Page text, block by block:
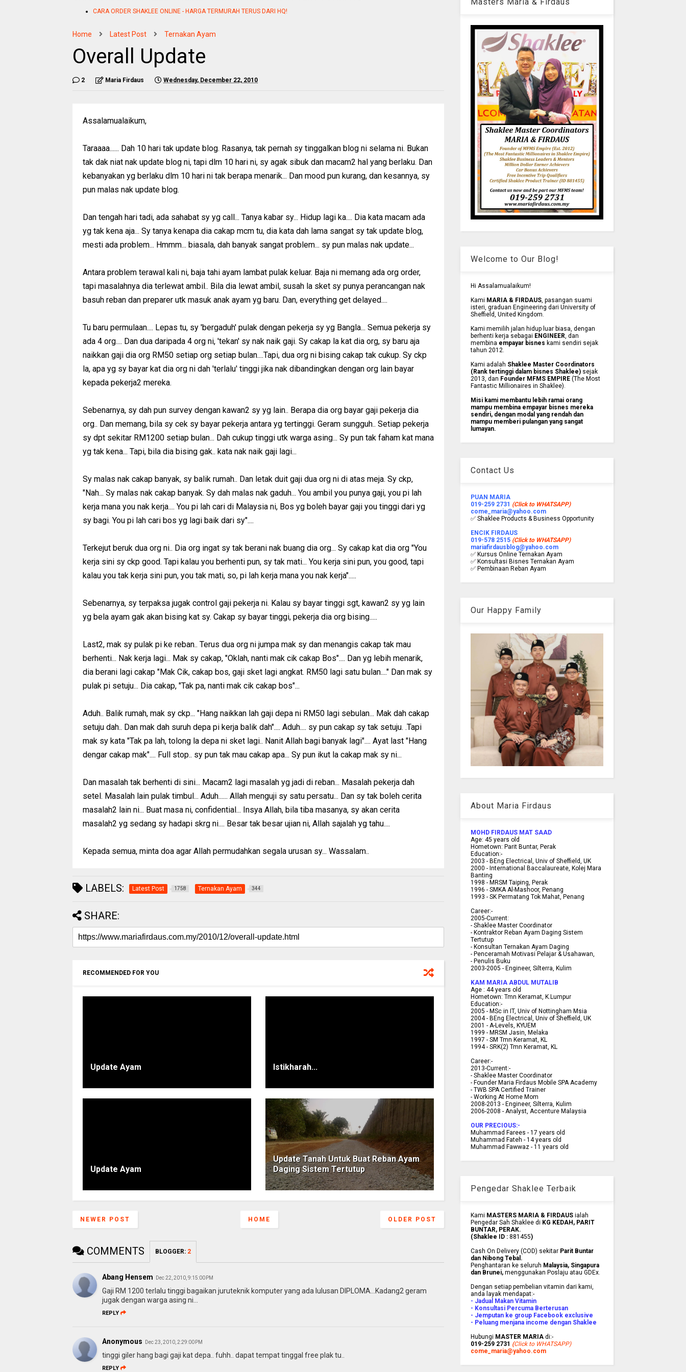
CARA ORDER SHAKLEE ONLINE - HARGA TERMURAH TERUS DARI HQ!
Home Latest Post Ternakan Ayam
Overall Update
2 Maria Firdaus Wednesday, December 22, 2010
Assalamualaikum,
Taraaaa...... Dah 10 hari tak update blog. Rasanya, tak pernah sy tinggalkan blog ni selama ni. Bukan
tak dak niat nak update blog ni, tapi dlm 10 hari ni, sy agak sibuk dan macam2 hal yang berlaku. Dan
kebanyakan yg berlaku dlm 10 hari ni tak berapa menarik... Dan mood pun kurang, dan kesannya, sy
pun malas nak update blog.
Dan tengah hari tadi, ada sahabat sy yg call... Tanya kabar sy... Hidup lagi ka.... Dia kata macam ada
yg tak kena aja... Sy tanya kenapa dia cakap mcm tu, dia kata dah lama sangat sy tak update blog,
mesti ada problem... Hmmm... biasala, dah banyak sangat problem... sy pun malas nak update...
Antara problem terawal kali ni, baja tahi ayam lambat pulak keluar. Baja ni memang ada org order,
tapi masalahnya dia terlewat ambil.. Bila dia lewat ambil, susah la sket sy punya perancangan nak
basuh reban dan preparer utk masuk anak ayam yg baru. Dan, everything get delayed....
Tu baru permulaan.... Lepas tu, sy 'bergaduh' pulak dengan pekerja sy yg Bangla... Semua pekerja sy
ada 4 org.... Dan dua daripada 4 org ni, 'tekan' sy nak naik gaji. Sy cakap la kat dia org, sy baru aja
naikkan gaji dia org RM50 setiap org setiap bulan....Tapi, dua org ni bising cakap tak cukup. Sy ckp
la, apa yg sy bayar kat dia org ni dah 'terlalu' tinggi jika nak dibandingkan dengan org lain bayar
kepada pekerja2 mereka.
Sebenarnya, sy dah pun survey dengan kawan2 sy yg lain.. Berapa dia org bayar gaji pekerja dia
org.. Dan memang, bila sy cek sy bayar pekerja antara yg tertinggi. Geram sungguh.. Setiap pekerja
sy dpt sekitar RM1200 setiap bulan... Dah cukup tinggi utk warga asing... Sy pun tak faham kat mana
yg tak kena... Tapi, bila dia bising gak.. kata nak naik gaji lagi...
Sy malas nak cakap banyak, sy balik rumah.. Dan letak duit gaji dua org ni di atas meja. Sy ckp,
"Nah... Sy malas nak cakap banyak. Sy dah malas nak gaduh... You ambil you punya gaji, you pi lah
kerja mana you nak kerja.... You pi lah cari di Malaysia ni, Bos yg boleh bayar gaji you tinggi dari yg
sy bagi. You pi lah cari bos yg lagi baik dari sy"....
Terkejut beruk dua org ni.. Dia org ingat sy tak berani nak buang dia org... Sy cakap kat dia org "You
kerja sini sy ckp good. Tapi kalau you berhenti pun, sy tak mati... You kerja sini pun, you good, tapi
kalau you tak kerja sini pun, you tak mati, so, pi lah kerja mana you nak kerja".....
Sebenarnya, sy terpaksa jugak control gaji pekerja ni. Kalau sy bayar tinggi sgt, kawan2 sy yg lain
yg bela ayam gak akan bising kat sy. Cakap sy bayar tinggi, pekerja dia org bising.....
Last2, mak sy pulak pi ke reban.. Terus dua org ni jumpa mak sy dan menangis cakap tak mau
berhenti... Nak kerja lagi... Mak sy cakap, "Oklah, nanti mak cik cakap Bos".... Dan yg lebih menarik,
dia berani lagi cakap "Mak Cik, cakap bos, gaji sket lagi angkat. RM50 lagi satu bulan...." Dan mak sy
pulak pi setuju... Dia cakap, "Tak pa, nanti mak cik cakap bos"...
Aduh.. Balik rumah, mak sy ckp... "Hang naikkan lah gaji depa ni RM50 lagi sebulan... Mak dah cakap
setuju dah.. Dan mak dah suruh depa pi kerja balik dah".... Aduh.... sy pun cakap sy tak setuju. .Tapi
mak sy kata "Tak pa lah, tolong la depa ni sket lagi.. Nanit Allah bagi banyak lagi".... Ayat last "Hang
dengar cakap mak".... Full stop.. sy pun tak mau cakap apa... Sy pun ikut la cakap mak sy ni...
Dan masalah tak berhenti di sini... Macam2 lagi masalah yg jadi di reban... Masalah pekerja dah
setel. Masalah lain pulak timbul... Aduh...... Allah menguji sy satu persatu... Dan sy tak boleh cerita
masalah2 lain ni... Buat masa ni, confidential... Insya Allah, bila tiba masanya, sy akan cerita
masalah2 yg sedang sy hadapi skrg ni.... Besar tak besar ujian ni, Allah sajalah yg tahu....
Kepada semua, minta doa agar Allah permudahkan segala urusan sy... Wassalam..
LABELS: Latest Post 1758 Ternakan Ayam 344
SHARE:
RECOMMENDED FOR YOU
Update Ayam Istikharah...
Update Ayam
Update Tanah Untuk Buat Reban Ayam
Daging Sistem Tertutup
NEWER POST OLDER POST
HOME
COMMENTS BLOGGER: 2
Abang Hensem Dec 22, 2010, 9:15:00 PM
Gaji RM 1200 terlalu tinggi bagaikan juruteknik komputer yang ada lulusan DIPLOMA...Kadang2 geram
jugak dengan warga asing ni...
REPLY
Anonymous Dec 23, 2010, 2:29:00 PM
tinggi giler hang bagi gaji kat depa.. fuhh.. dapat tempat tinggal free plak tu..
REPLY
Welcome to Our Blog!
Hi Assalamualaikum!
Kami MARIA & FIRDAUS, pasangan suami
isteri, graduan Engineering dari University of
Sheffield, United Kingdom.
Kami memilih jalan hidup luar biasa, dengan
berhenti kerja sebagai ENGINEER, dan
membina empayar bisnes kami sendiri sejak
tahun 2012.
Kami adalah Shaklee Master Coordinators
(Rank tertinggi dalam bisnes Shaklee)sejak
2013, dan Founder MFMS EMPIRE(The Most
Fantastic Millionaires in Shaklee).
Misi kami membantu lebih ramai orang
mampu membina empayar bisnes mereka
sendiri, dengan modal yang rendah dan
mampu memberi pulangan yang sangat
lumayan.
Contact Us
PUAN MARIA
019-259 2731 (Click to WHATSAPP)
come_maria@yahoo.com
✅ Shaklee Products & Business Opportunity
ENCIK FIRDAUS
019-578 2515 (Click to WHATSAPP)
mariafirdausblog@yahoo.com
✅ Kursus Online Ternakan Ayam
✅ Konsultasi Bisnes Ternakan Ayam
✅ Pembinaan Reban Ayam
Our Happy Family
About Maria Firdaus
MOHD FIRDAUS MAT SAAD
Age: 45 years old
Hometown: Parit Buntar, Perak
Education:-
2003 - BEng Electrical, Univ of Sheffield, UK
2000 - International Baccalaureate, Kolej Mara
Banting
1998 - MRSM Taiping, Perak
1996 - SMKA Al-Mashoor, Penang
1993 - SK Permatang Tok Mahat, Penang
Career:-
2005-Current:
- Shaklee Master Coordinator
- Kontraktor Reban Ayam Daging Sistem
Tertutup
- Konsultan Ternakan Ayam Daging
- Penceramah Motivasi Pelajar & Usahawan,
- Penulis Buku
2003-2005 - Engineer, Silterra, Kulim
KAM MARIA ABDUL MUTALIB
Age : 44 years old
Hometown: Tmn Keramat, K.Lumpur
Education:-
2005 -MSc in IT, Univ of Nottingham Msia
2004 - BEng Electrical, Univ of Sheffield, UK
2001 - A-Levels, KYUEM
1999 - MRSM Jasin, Melaka
1997 - SM Tmn Keramat, KL
1994 - SRK(2) Tmn Keramat, KL
Career:-
2013-Current:-
- Shaklee Master Coordinator
- Founder Maria Firdaus Mobile SPA Academy
- TWB SPA Certified Trainer
- Working At Home Mom
2008-2013 - Engineer, Silterra, Kulim
2006-2008 - Analyst, Accenture Malaysia
OUR PRECIOUS:-
Muhammad Farees - 17 years old
Muhammad Fateh - 14 years old
Muhammad Fawwaz - 11 years old
Pengedar Shaklee Terbaik
Kami MASTERS MARIA & FIRDAUS ialah
Pengedar Sah Shaklee di KG KEDAH, PARIT
BUNTAR, PERAK.
(Shaklee ID : 881455)
Cash On Delivery (COD) sekitar Parit Buntar
dan Nibong Tebal.
Penghantaran ke seluruh Malaysia, Singapura
dan Brunei,menggunakan Poslaju atau GDEx.
Dengan setiap pembelian vitamin dari kami,
anda layak mendapat:-
- Jadual Makan Vitamin
- Konsultasi Percuma Berterusan
- Jemputan ke group Facebook exclusive
- Peluang menjana income dengan Shaklee
Hubungi MASTER MARIAdi:-
019-259 2731 (Click to WHATSAPP)
come_maria@yahoo.com